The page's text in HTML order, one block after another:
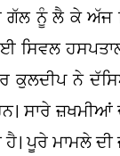
ਨੂੰ ਲੈ ਕੇ ਅੱਜ
ਕੁਲਦੀਪ ਨੇ
ਸਾਰੇ
ਪੂਰੇ ਮਾਮਲੇ